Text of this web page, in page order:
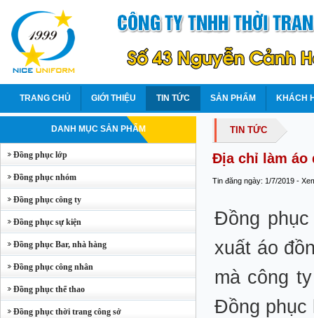
TRANG CHỦ GIỚI THIỆU TIN TỨC SẢN PHẨM KHÁCH
DANH MỤC SẢN PHẨM
Đồng phục lớp
Đồng phục nhóm
Đồng phục công ty
Đồng phục sự kiện
Đồng phục Bar, nhà hàng
Đồng phục công nhân
Đồng phục thể thao
Đồng phục thời trang công sở
TIN TỨC
Địa chỉ làm áo
Tin đăng ngày: 1/7/2019 -
Đồng
xuất áo
mà công
Đồng phục